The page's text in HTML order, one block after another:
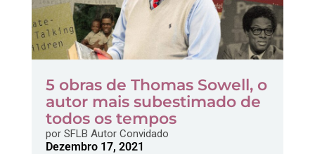
5 obras de Thomas Sowell, o
autor mais subestimado de
todos os tempos
porSFLB Autor Convidado
Dezembro 17, 2021